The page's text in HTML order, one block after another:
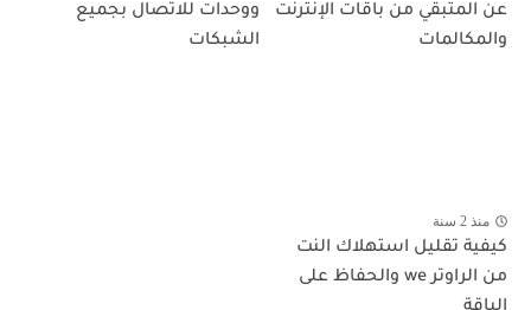
عن المتبقي من باقات الإنترنت
والمكالمات
ووحدات للاتصال بجميع
الشبكات
منذ 2 سنة
كيفية تقليل استهلاك النت
من الراوتر we والحفاظ على